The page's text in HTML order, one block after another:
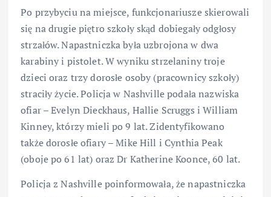
Po przybyciu na miejsce, funkcjonariusze skierowali
się na drugie piętro szkoły skąd dobiegały odgłosy
strzałów. Napastniczka była uzbrojona w dwa
karabiny i pistolet. W wyniku strzelaniny troje
dzieci oraz trzy dorosłe osoby (pracownicy szkoły)
straciły życie. Policja w Nashville podała nazwiska
ofiar – Evelyn Dieckhaus, Hallie Scruggs i William
Kinney, którzy mieli po 9 lat. Zidentyfikowano
także dorosłe ofiary – Mike Hill i Cynthia Peak
(oboje po 61 lat) oraz Dr Katherine Koonce, 60 lat.
Policja z Nashville poinformowała, że napastniczka